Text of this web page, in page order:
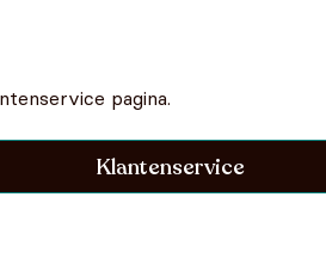
pagina.
Klantenservice